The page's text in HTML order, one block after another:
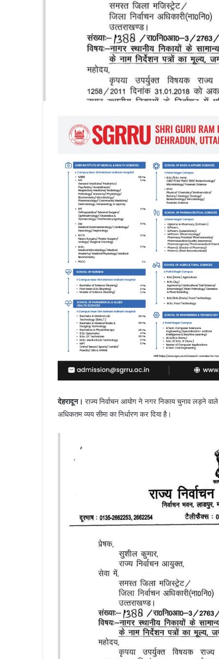
देहरादून। राज्य निर्वाचन आयोग ने नगर निकाय चुनाव लड़ने
अधिकतम व्यय सीमा का निर्धारण कर दिया है।